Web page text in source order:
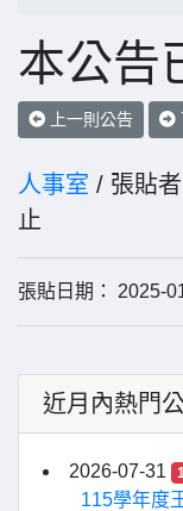
本公告
上一則公告
人事室 / 張貼者
止
張貼日期： 2025-
近月內熱門
2026-07-31
115學年度